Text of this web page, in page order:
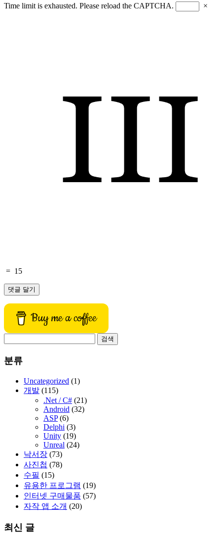
Time limit is exhausted. Please reload the CAPTCHA. ×
= 15
Buy me a coffee
분류
Uncategorized (1)
개발 (115)
.Net / C# (21)
Android (32)
ASP(6)
Delphi (3)
Unity (19)
Unreal (24)
낙서장 (73)
사진첩 (78)
수필 (15)
유용한 프로그램 (19)
인터넷 구매물품 (57)
자작 앱 소개 (20)
최신 글